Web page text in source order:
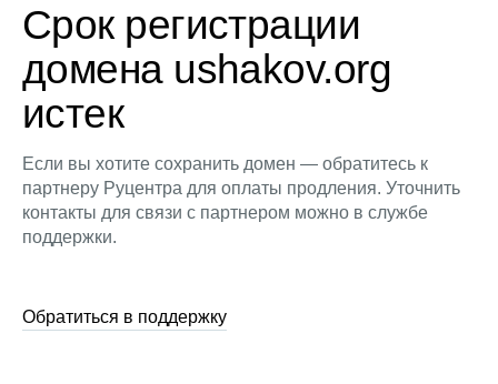
Срок регистрации
домена ushakov.org
истек
Если вы хотите сохранить домен — обратитесь к
партнеру Руцентра для оплаты продления. Уточнить
контакты для связи с партнером можно в службе
поддержки.
Обратиться в поддержку